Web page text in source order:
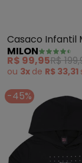
Casaco Infantil
Pérolas (Off
MILON
R$ 99,95R$
ou 3x de R$ 33,31
-45%